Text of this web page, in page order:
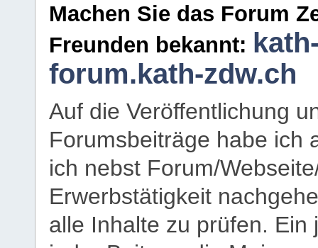
Machen Sie das Forum
Freunden bekannt:
forum.kath-zdw.ch
Auf die Veröffentlichung
Forumsbeiträge habe ich
ich nebst Forum/
Erwerbstätigkeit
alle Inhalte zu prüfen.